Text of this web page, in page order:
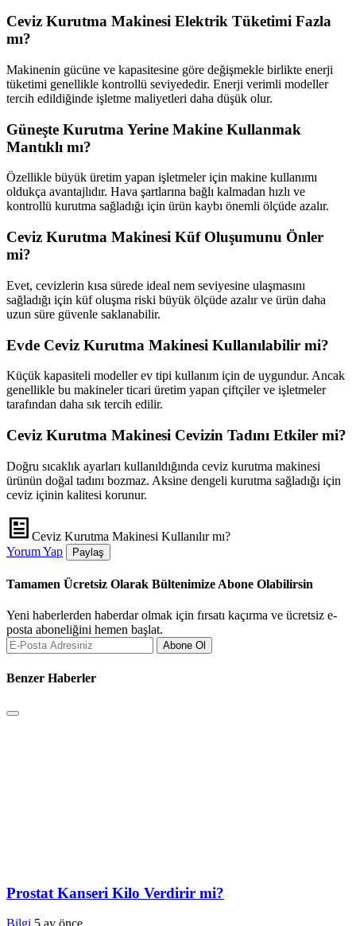
Ceviz Kurutma Makinesi Elektrik Tüketimi Fazla
mı?
Makinenin gücüne ve kapasitesine göre değişmekle birlikte enerji
tüketimi genellikle kontrollü seviyededir. Enerji verimli modeller
tercih edildiğinde işletme maliyetleri daha düşük olur.
Güneşte Kurutma Yerine Makine Kullanmak
Mantıklı mı?
Özellikle büyük üretim yapan işletmeler için makine kullanımı
oldukça avantajlıdır. Hava şartlarına bağlı kalmadan hızlı ve
kontrollü kurutma sağladığı için ürün kaybı önemli ölçüde azalır.
Ceviz Kurutma Makinesi Küf Oluşumunu Önler
mi?
Evet, cevizlerin kısa sürede ideal nem seviyesine ulaşmasını
sağladığı için küf oluşma riski büyük ölçüde azalır ve ürün daha
uzun süre güvenle saklanabilir.
Evde Ceviz Kurutma Makinesi Kullanılabilir mi?
Küçük kapasiteli modeller ev tipi kullanım için de uygundur. Ancak
genellikle bu makineler ticari üretim yapan çiftçiler ve işletmeler
tarafından daha sık tercih edilir.
Ceviz Kurutma Makinesi Cevizin Tadını Etkiler mi?
Doğru sıcaklık ayarları kullanıldığında ceviz kurutma makinesi
ürünün doğal tadını bozmaz. Aksine dengeli kurutma sağladığı için
ceviz içinin kalitesi korunur.
Ceviz Kurutma Makinesi Kullanılır mı?
Yorum Yap
Paylaş
Tamamen Ücretsiz Olarak Bültenimize Abone Olabilirsin
Yeni haberlerden haberdar olmak için fırsatı kaçırma ve ücretsiz e-
posta aboneliğini hemen başlat.
Abone Ol
Benzer Haberler
Prostat Kanseri Kilo Verdirir mi?